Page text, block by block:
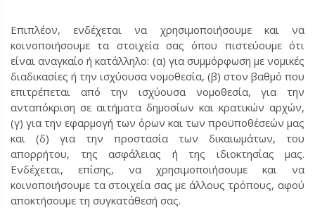
Επιπλέον, ενδέχεται να χρησιμοποιήσουμε και να
κοινοποιήσουμε τα στοιχεία σας όπου πιστεύουμε ότι
είναι αναγκαίο ή κατάλληλο: (α) για συμμόρφωση με νομικές
διαδικασίες ή την ισχύουσα νομοθεσία, (β) στον βαθμό που
επιτρέπεται από την ισχύουσα νομοθεσία, για την
ανταπόκριση σε αιτήματα δημοσίων και κρατικών αρχών,
(γ) για την εφαρμογή των όρων και των προϋποθέσεών μας
και (δ) για την προστασία των δικαιωμάτων, του
απορρήτου, της ασφάλειας ή της ιδιοκτησίας μας.
Ενδέχεται, επίσης, να χρησιμοποιήσουμε και να
κοινοποιήσουμε τα στοιχεία σας με άλλους τρόπους, αφού
αποκτήσουμε τη συγκατάθεσή σας.